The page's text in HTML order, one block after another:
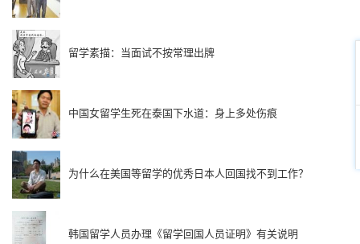
留学素描：当面试不按常理出牌
中国女留学生死在泰国下水道：身上多处伤痕
为什么在美国等留学的优秀日本人回国找不到工作？
韩国留学人员办理《留学回国人员证明》有关说明